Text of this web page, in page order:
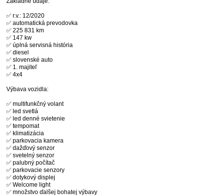
✅ r.v.: 12/2020
✅ automatická prevodovka
✅ 225 831 km
✅ 147 kw
✅ úplná servisná história
✅ diesel
✅ slovenské auto
✅ 1. majiteľ
✅ 4x4
Výbava vozidla:
✅ multifunkčný volant
✅ led svetlá
✅ led denné svietenie
✅ tempomat
✅ klimatizácia
✅ parkovacia kamera
✅ dažďový senzor
✅ svetelný senzor
✅ palubný počítač
✅ parkovacie senzory
✅ dotykový displej
✅ Welcome light
✅ množstvo ďalšej bohatej výbavy